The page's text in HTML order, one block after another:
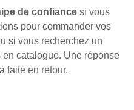
de confiance si vous
pour commander vos
si vous recherchez un
catalogue. Une réponse
faite en retour.